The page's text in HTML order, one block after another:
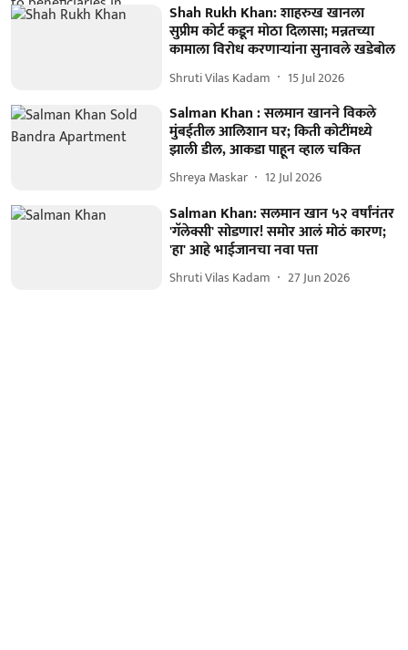
Shah Rukh Khan: शाहरुख खानला
सुप्रीम कोर्ट कडून मोठा दिलासा; मन्नतच्या
कामाला विरोध करणाऱ्यांना सुनावले खडेबोल
Shruti Vilas Kadam 15 Jul 2026
Salman Khan : सलमान खानने विकले
मुंबईतील आलिशान घर; किती कोटींमध्ये
झाली डील, आकडा पाहून व्हाल चकित
Shreya Maskar 12 Jul 2026
Salman Khan: सलमान खान ५२ वर्षांनंतर
'गॅलेक्सी' सोडणार! समोर आलं मोठं कारण;
'हा' आहे भाईजानचा नवा पत्ता
Shruti Vilas Kadam 27 Jun 2026